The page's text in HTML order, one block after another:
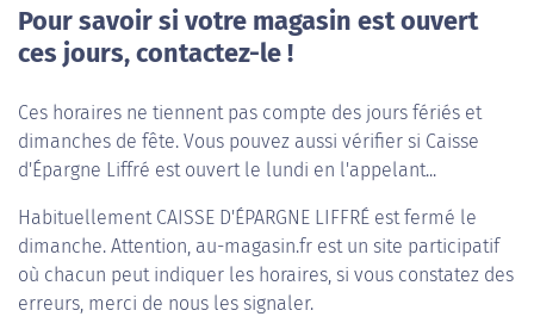
Pour savoir si votre magasin est ouvert
ces jours, contactez-le !
Ces horaires ne tiennent pas compte des jours fériés et
dimanches de fête. Vous pouvez aussi vérifier si Caisse
d'Épargne Liffré est ouvert le lundi en l'appelant...
Habituellement CAISSE D'ÉPARGNE LIFFRÉ est fermé le
dimanche. Attention, au-magasin.fr est un site participatif
où chacun peut indiquer les horaires, si vous constatez des
erreurs, merci de nous les signaler.